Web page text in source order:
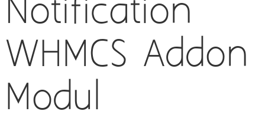
Notification
WHMCS Addon
Modul